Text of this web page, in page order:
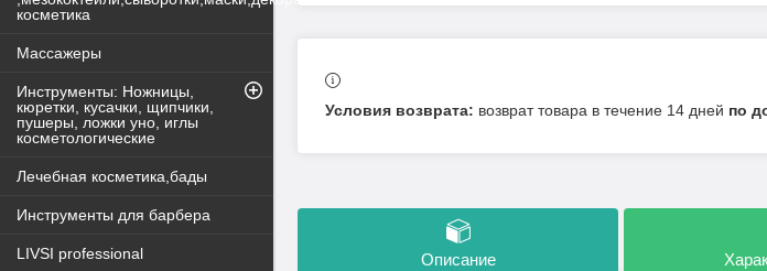
возврат товара в течение 14 дней по
Описание
косметика
Массажеры
Инструменты: Ножницы,
кюретки, кусачки, щипчики,
пушеры, ложки уно, иглы
косметологические
Лечебная косметика,бады
Инструменты для барбера
LIVSI professional